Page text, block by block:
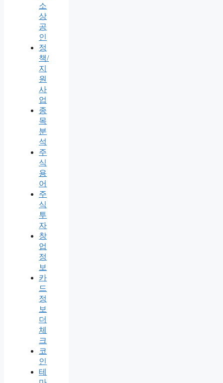
소
상
공
인
정
책/
지
원
사
업
종
목
분
석
주
식
용
어
주
식
투
자
창
업
정
보
카
드
정
보
더
체
크
코
인
테